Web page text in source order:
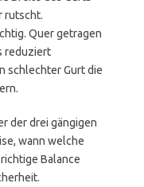
rutscht.
Quer getragen
reduziert
schlechter Gurt die
der drei gängigen
wann welche
Balance